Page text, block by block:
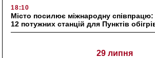
18:10
Місто посилює міжнародну
12 потужних станцій для Пунктів
29 липня